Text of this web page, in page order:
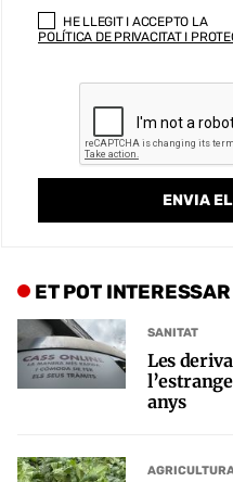
HE LLEGIT I ACCEPTO LA
POLÍTICA DE PRIVACITAT I
ET POT INTERESSAR
SANITAT
Les
anys